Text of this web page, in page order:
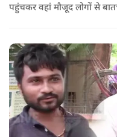
पहुंचकर वहां मौजूद लोगों से